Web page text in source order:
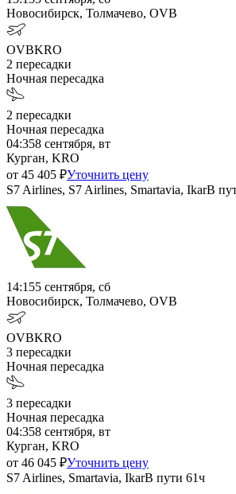
Новосибирск, Толмачево, OVB
OVBKRO
2 пересадки
Ночная пересадка
2 пересадки
Ночная пересадка
04:358 сентября, вт
Курган, KRO
от 45 405 ₽Уточнить цену
S7 Airlines, S7 Airlines, Smartavia, IkarВ
14:155 сентября, сб
Новосибирск, Толмачево, OVB
OVBKRO
3 пересадки
Ночная пересадка
3 пересадки
Ночная пересадка
04:358 сентября, вт
Курган, KRO
от 46 045 ₽Уточнить цену
S7 Airlines, Smartavia, IkarВ пути 61ч